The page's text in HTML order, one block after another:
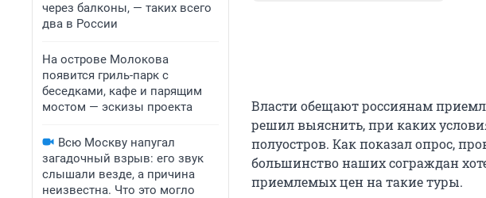
через балконы, — таких всего
два в России
На острове Молокова
появится гриль-парк с
беседками, кафе и парящим
мостом — эскизы проекта
Всю Москву напугал
загадочный взрыв: его звук
слышали везде, а причина
неизвестна. Что это могло
Власти обещают россиянам
решил выяснить, при каких
полуостров. Как показал опрос,
большинство наших сограждан
приемлемых цен на такие туры.